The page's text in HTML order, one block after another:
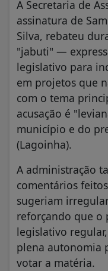
A Secretaria de
assinatura de
Silva, rebateu
"jabuti" —
legislativo para
em projetos que
com o tema
acusação é
município e do
(Lagoinha).
A administração
comentários
sugeriam
reforçando que o
legislativo
plena autonomia
votar a matéria.